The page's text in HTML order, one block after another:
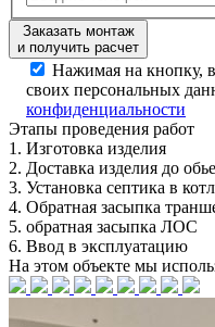
Заказать монтаж
и получить расчет
Нажимая на кнопку,
своих персональных
конфиденциальности
Этапы проведения работ
1. Изготовка изделия
2. Доставка изделия до
3. Установка септика в
4. Обратная засыпка
5. обратная засыпка ЛОС
6. Ввод в эксплуатацию
На этом объекте мы